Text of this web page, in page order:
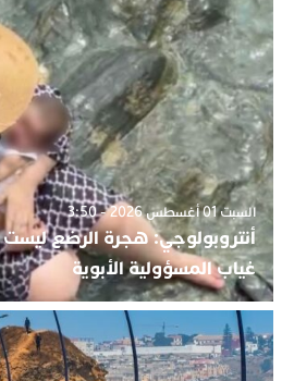
السبت 01 أغسطس 2026 - 3:50
أنتروبولوجي: هجرة الرضع ليست
غياب المسؤولية الأبوية